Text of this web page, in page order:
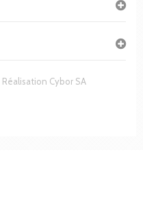
Cybor SA